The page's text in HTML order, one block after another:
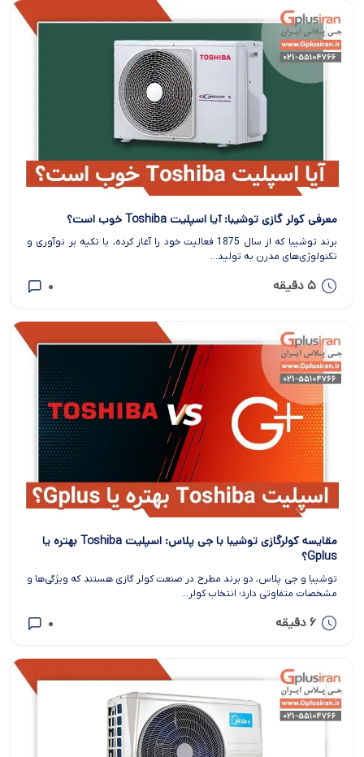
معرفی کولر گازی توشیبا: آیا اسپلیت Toshiba خوب است؟
برند توشیبا که از سال 1875 فعالیت خود را آغاز کرده، با تکیه بر نوآوری و
تکنولوژی‌های مدرن به تولید...
5 دقیقه 0
مقایسه کولرگازی توشیبا با جی پلاس: اسپلیت Toshiba بهتره یا
Gplus؟
توشیبا و جی پلاس، دو برند مطرح در صنعت کولر گازی هستند که ویژگی‌ها و
مشخصات متفاوتی دارد؛ انتخاب کولر...
6 دقیقه 0